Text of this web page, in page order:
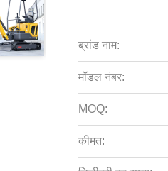
ब्रांड नाम:
मॉडल नंबर:
MOQ:
कीमत: